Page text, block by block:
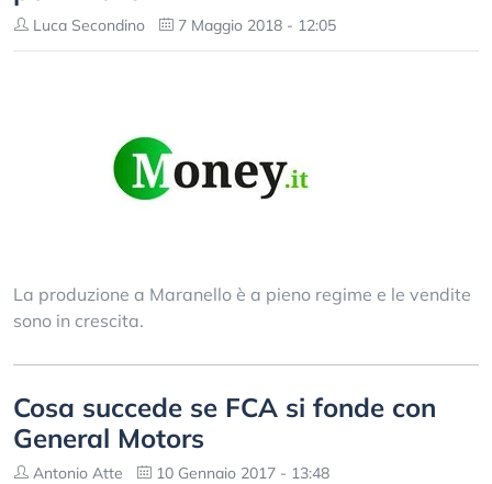
Luca Secondino 7 Maggio 2018 - 12:05
La produzione a Maranello è a pieno regime e le vendite
sono in crescita.
Cosa succede se FCA si fonde con
General Motors
Antonio Atte 10 Gennaio 2017 - 13:48